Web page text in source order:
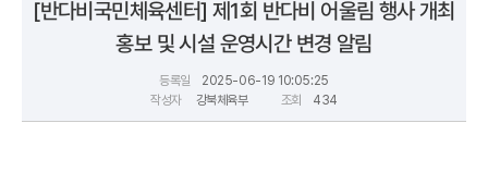
[반다비국민체육센터] 제1회 반다비 어울림 행사 개최
홍보 및 시설 운영시간 변경 알림
작성자 강북체육부
등록일
2025-06-19 10:05:25
조회
434